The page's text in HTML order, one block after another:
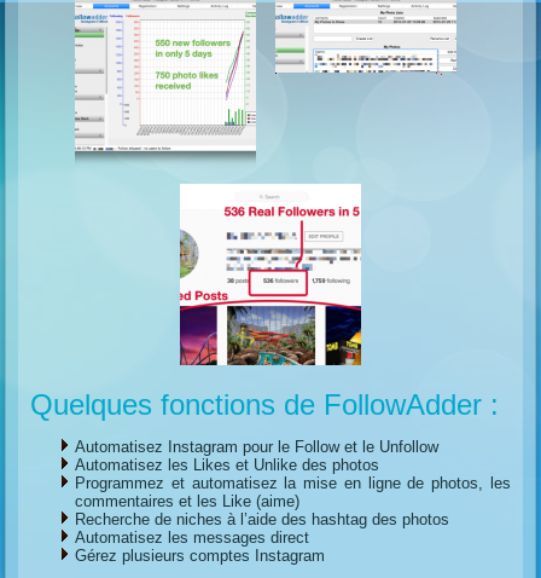
Quelques fonctions de FollowAdder :
Automatisez Instagram pour le Follow et le Unfollow
Automatisez les Likes et Unlike des photos
Programmez et automatisez la mise en ligne de photos, les
commentaires et les Like (aime)
Recherche de niches à l’aide des hashtag des photos
Automatisez les messages direct
Gérez plusieurs comptes Instagram